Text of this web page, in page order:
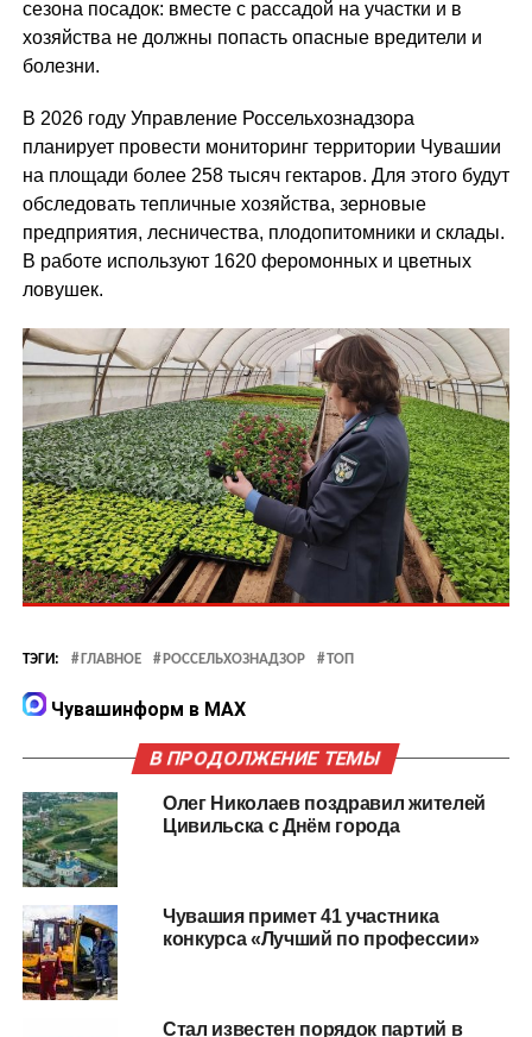
сезона посадок: вместе с рассадой на участки и в
хозяйства не должны попасть опасные вредители и
болезни.
В 2026 году Управление Россельхознадзора
планирует провести мониторинг территории Чувашии
на площади более 258 тысяч гектаров. Для этого будут
обследовать тепличные хозяйства, зерновые
предприятия, лесничества, плодопитомники и склады.
В работе используют 1620 феромонных и цветных
ловушек.
ТЭГИ: ГЛАВНОЕ РОССЕЛЬХОЗНАДЗОР ТОП
Чувашинформ в MAX
В ПРОДОЛЖЕНИЕ ТЕМЫ
Олег Николаев поздравил жителей
Цивильска с Днём города
Чувашия примет 41 участника
конкурса «Лучший по профессии»
Стал известен порядок партий в